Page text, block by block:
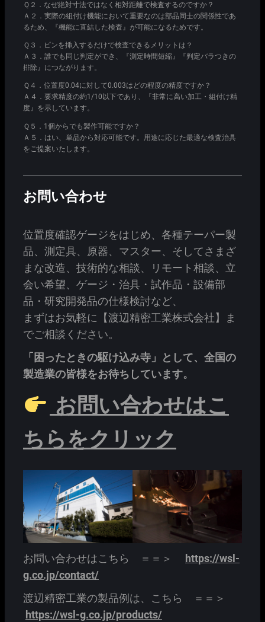
Ｑ２．なぜ絶対寸法ではなく相対距離で検査するのですか？
Ａ２．実際の組付け機能において重要なのは部品同士の関係性であ
るため、『機能に直結した検査』が可能になるためです。
Ｑ３．ピンを挿入するだけで検査できるメリットは？
Ａ３．誰でも同じ判定ができ、『測定時間短縮』『判定バラつきの
排除』につながります。
Ｑ４．位置度0.04に対して0.003はどの程度の精度ですか？
Ａ４．要求精度の約1/10以下であり、『非常に高い加工・組付け精
度』を示しています。
Ｑ５．1個からでも製作可能ですか？
Ａ５．はい、単品から対応可能です。用途に応じた最適な検査治具
をご提案いたします。
お問い合わせ
位置度確認ゲージをはじめ、各種テーパー製
品、測定具、原器、マスター、そしてさまざ
まな改造、技術的な相談、リモート相談、立
会い希望、ゲージ・治具・試作品・設備部
品・研究開発品の仕様検討など、
まずはお気軽に【渡辺精密工業株式会社】ま
でご相談ください。
「困ったときの駆け込み寺」として、全国の
製造業の皆様をお待ちしています。
お問い合わせはこ
ちらをクリック
お問い合わせはこちら ＝＝＞
https://wsl-
g.co.jp/contact/
渡辺精密工業の製品例は、こちら ＝＝＞
https://wsl-g.co.jp/products/